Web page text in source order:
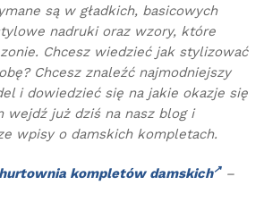
są w gładkich, basicowych
nadruki oraz wzory, które
Chcesz wiedzieć jak stylizować
Chcesz znaleźć najmodniejszy
i dowiedzieć się na jakie okazje się
wejdź już dziś na nasz blog i
wpisy o damskich kompletach.
hurtownia kompletów damskich –